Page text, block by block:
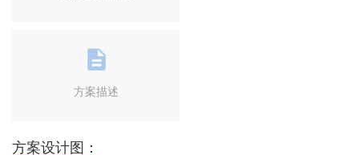
方案描述
方案设计图：